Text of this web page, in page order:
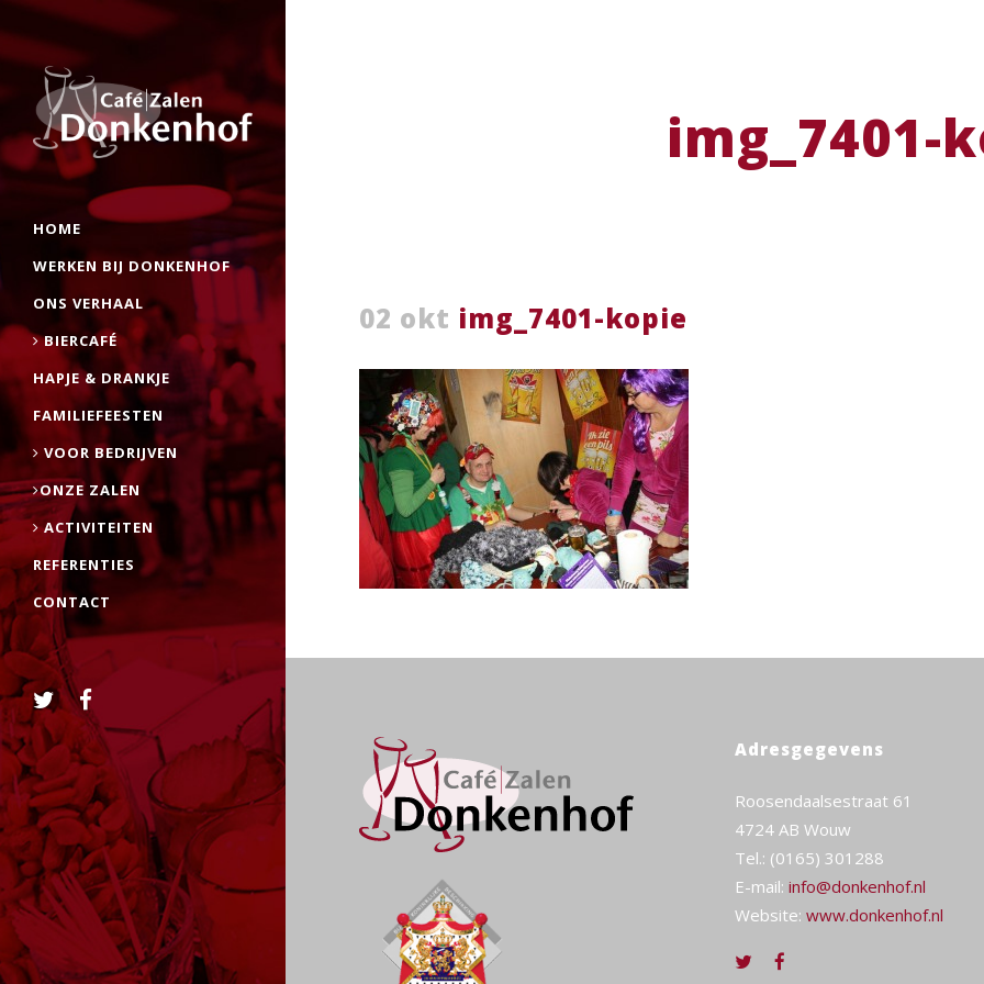
HOME
WERKEN BIJ DONKENHOF
ONS VERHAAL
BIERCAFÉ
HAPJE & DRANKJE
FAMILIEFEESTEN
VOOR BEDRIJVEN
ONZE ZALEN
ACTIVITEITEN
REFERENTIES
CONTACT
img_7401-
02 okt img_7401-kopie
Adresgegevens
Roosendaalsestraat 61
4724 AB Wouw
Tel.: (0165) 301288
E-mail: info@donkenhof.nl
Website: www.donkenhof.nl